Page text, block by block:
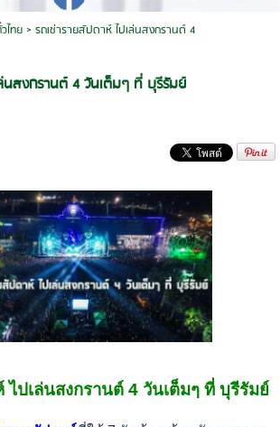
ไทย> รถเช่ารายสัปดาห์ ไปเล่นสงกรานต์ 4
นสงกรานต์ 4 วันเต็มๆ ที่ บุรีรัมย์
ไปเล่นสงกรานต์ 4 วันเต็มๆ ที่ บุรีรัมย์